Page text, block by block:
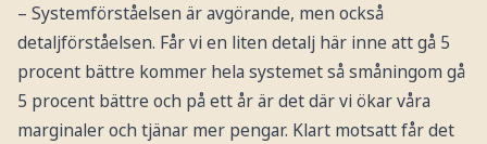
– Systemförståelsen är avgörande, men också
detaljförståelsen. Får vi en liten detalj här inne att gå 5
procent bättre kommer hela systemet så småningom gå
5 procent bättre och på ett år är det där vi ökar våra
marginaler och tjänar mer pengar. Klart motsatt får det